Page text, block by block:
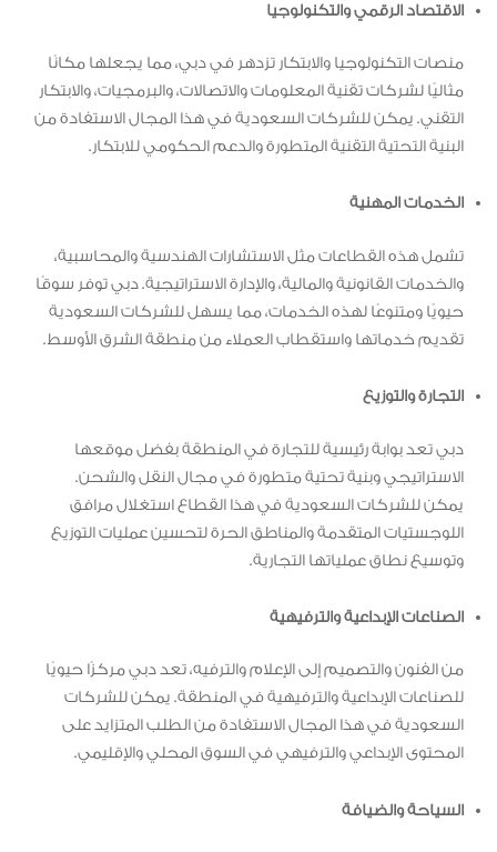
الاقتصاد الرقمي والتكنولوجيا
منصات التكنولوجيا والابتكار تزدهر في دبي، مما يجعلها مكانًا
مثاليًا لشركات تقنية المعلومات والاتصالات، والبرمجيات، والابتكار
التقني. يمكن للشركات السعودية في هذا المجال الاستفادة من
البنية التحتية التقنية المتطورة والدعم الحكومي للابتكار.
الخدمات المهنية
تشمل هذه القطاعات مثل الاستشارات الهندسية والمحاسبية،
والخدمات القانونية والمالية، والإدارة الاستراتيجية. دبي توفر سوقًا
حيويًا ومتنوعًا لهذه الخدمات، مما يسهل للشركات السعودية
تقديم خدماتها واستقطاب العملاء من منطقة الشرق الأوسط.
التجارة والتوزيع
دبي تعد بوابة رئيسية للتجارة في المنطقة بفضل موقعها
الاستراتيجي وبنية تحتية متطورة في مجال النقل والشحن.
يمكن للشركات السعودية في هذا القطاع استغلال مرافق
اللوجستيات المتقدمة والمناطق الحرة لتحسين عمليات التوزيع
وتوسيع نطاق عملياتها التجارية.
الصناعات الإبداعية والترفيهية
من الفنون والتصميم إلى الإعلام والترفيه، تعد دبي مركزًا حيويًا
للصناعات الإبداعية والترفيهية في المنطقة. يمكن للشركات
السعودية في هذا المجال الاستفادة من الطلب المتزايد على
المحتوى الإبداعي والترفيهي في السوق المحلي والإقليمي.
السياحة والضيافة